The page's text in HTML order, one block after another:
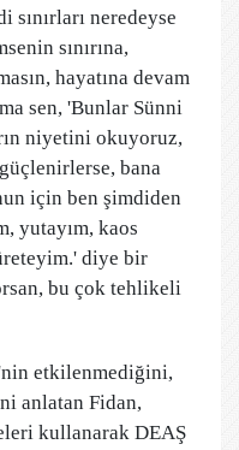
sınırları neredeyse
sınırına,
hayatına devam
sen, 'Bunlar Sünni
niyetini okuyoruz,
bana
için ben şimdiden
yutayım, kaos
diye bir
bu çok tehlikeli
etkilenmediğini,
anlatan Fidan,
kullanarak DEAŞ